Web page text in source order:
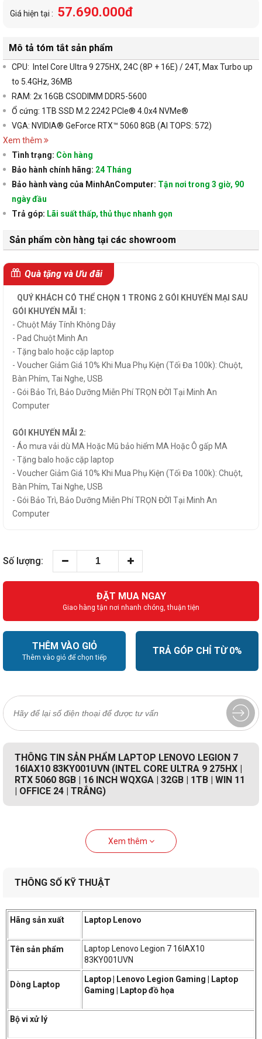
Giá hiện tại : 57.690.000đ
Mô tả tóm tắt sản phẩm
CPU:
Intel Core Ultra 9 275HX, 24C (8P + 16E) / 24T, Max Turbo up
to 5.4GHz, 36MB
RAM: 2x 16GB CSODIMM DDR5-5600
Ổ cứng: 1TB SSD M.2 2242 PCIe® 4.0x4 NVMe®
VGA: NVIDIA® GeForce RTX™ 5060 8GB (AI TOPS: 572)
Xem thêm
Tình trạng: Còn hàng
Bảo hành chính hãng: 24 Tháng
Bảo hành vàng của MinhAnComputer: Tận nơi trong 3 giờ, 90
ngày đầu
Trả góp: Lãi suất thấp, thủ thục nhanh gọn
Sản phẩm còn hàng tại các showroom
Quà tặng và Ưu đãi
QUÝ KHÁCH CÓ THỂ CHỌN 1 TRONG 2 GÓI KHUYẾN MẠI SAU
GÓI KHUYẾN MÃI 1:
- Chuột Máy Tính Không Dây
- Pad Chuột Minh An
- Tặng balo hoặc cặp laptop
- Voucher Giảm Giá 10% Khi Mua Phụ Kiện (Tối Đa 100k): Chuột,
Bàn Phím, Tai Nghe, USB
- Gói Bảo Trì, Bảo Dưỡng Miễn Phí TRỌN ĐỜI Tại Minh An
Computer
GÓI KHUYẾN MÃI 2:
- Áo mưa vải dù MA Hoặc Mũ bảo hiểm MA Hoặc Ô gấp MA
- Tặng balo hoặc cặp laptop
- Voucher Giảm Giá 10% Khi Mua Phụ Kiện (Tối Đa 100k): Chuột,
Bàn Phím, Tai Nghe, USB
- Gói Bảo Trì, Bảo Dưỡng Miễn Phí TRỌN ĐỜI Tại Minh An
Computer
Số lượng:
ĐẶT MUA NGAY
Giao hàng tận nơi nhanh chóng, thuận tiện
THÊM VÀO GIỎ
Thêm vào giỏ để chọn tiếp
TRẢ GÓP CHỈ TỪ 0%
THÔNG TIN SẢN PHẨM LAPTOP LENOVO LEGION 7
16IAX10 83KY001UVN (INTEL CORE ULTRA 9 275HX |
RTX 5060 8GB | 16 INCH WQXGA | 32GB | 1TB | WIN 11
| OFFICE 24 | TRẮNG)
Xem thêm
THÔNG SỐ KỸ THUẬT
Hãng sản xuất Laptop Lenovo
Tên sản phẩm
Laptop Lenovo Legion 7 16IAX10
83KY001UVN
Dòng Laptop
Laptop | Lenovo Legion Gaming | Laptop
Gaming | Laptop đồ họa
Bộ vi xử lý